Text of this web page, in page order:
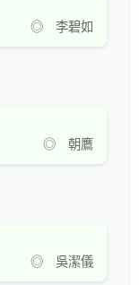
◎ 李碧如
◎ 朝鷹
◎ 吳潔儀